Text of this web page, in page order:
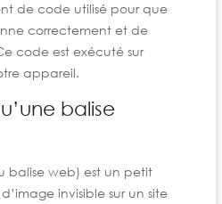
de code utilisé pour que
correctement et de
code est exécuté sur
appareil.
balise
balise web) est un petit
invisible sur un site